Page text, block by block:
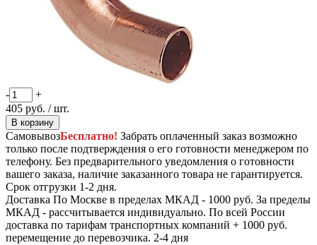
-
+
405 руб. / шт.
В корзину
СамовывозБесплатно! Забрать оплаченный заказ возможно
только после подтверждения о его готовности менеджером по
телефону. Без предварительного уведомления о готовности
вашего заказа, наличие заказанного товара не гарантируется.
Срок отгрузки 1-2 дня.
Доставка По Москве в пределах МКАД - 1000 руб. За пределы
МКАД - рассчитывается индивидуально. По всей России
доставка по тарифам транспортных компаний + 1000 руб.
перемещение до перевозчика. 2-4 дня